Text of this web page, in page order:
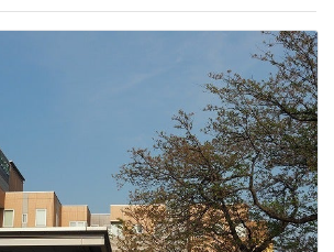
なかった親族
のお店と一緒のお冷グラス